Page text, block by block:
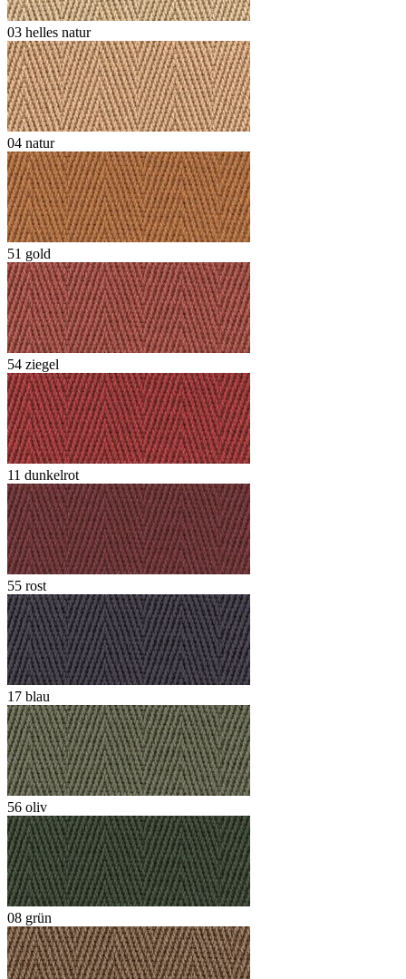
03 helles natur
04 natur
51 gold
54 ziegel
11 dunkelrot
55 rost
17 blau
56 oliv
08 grün